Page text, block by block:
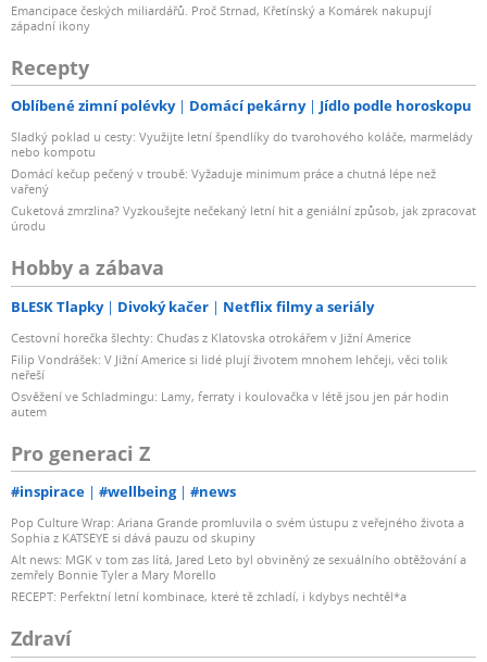
Emancipace českých miliardářů. Proč Strnad, Křetínský a Komárek nakupují
západní ikony
Recepty
Oblíbené zimní polévky Domácí pekárny Jídlo podle horoskopu
Sladký poklad u cesty: Využijte letní špendlíky do tvarohového koláče, marmelády
nebo kompotu
Domácí kečup pečený v troubě: Vyžaduje minimum práce a chutná lépe než
vařený
Cuketová zmrzlina? Vyzkoušejte nečekaný letní hit a geniální způsob, jak zpracovat
úrodu
Hobby a zábava
BLESK Tlapky Divoký kačer Netflix filmy a seriály
Cestovní horečka šlechty: Chuďas z Klatovska otrokářem v Jižní Americe
Filip Vondrášek: V Jižní Americe si lidé plují životem mnohem lehčeji, věci tolik
neřeší
Osvěžení ve Schladmingu: Lamy, ferraty i koulovačka v létě jsou jen pár hodin
autem
Pro generaci Z
#inspirace #wellbeing #news
Pop Culture Wrap: Ariana Grande promluvila o svém ústupu z veřejného života a
Sophia z KATSEYE si dává pauzu od skupiny
Alt news: MGK v tom zas lítá, Jared Leto byl obviněný ze sexuálního obtěžování a
zemřely Bonnie Tyler a Mary Morello
RECEPT: Perfektní letní kombinace, které tě zchladí, i kdybys nechtěl*a
Zdraví